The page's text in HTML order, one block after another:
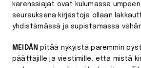
karenssiajat ovat kulumassa
seurauksena kirjastoja ollaan
yhdistämässä ja supistamassa
MEIDÄN pitää nykyistä paremmin
päättäjille ja viestimille, että mistä